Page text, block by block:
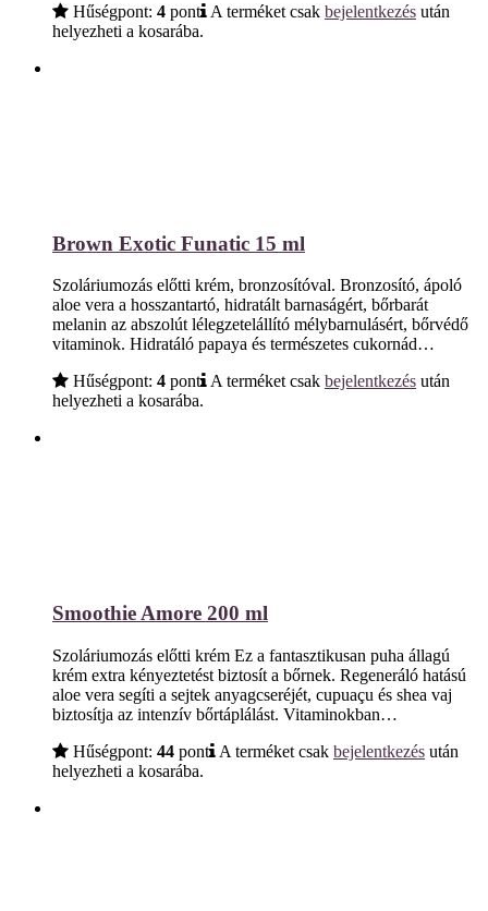
Hűségpont: 4 pont A terméket csak bejelentkezés után
helyezheti a kosarába.
Brown Exotic Funatic 15 ml
Szoláriumozás előtti krém, bronzosítóval. Bronzosító, ápoló
aloe vera a hosszantartó, hidratált barnaságért, bőrbarát
melanin az abszolút lélegzetelállító mélybarnulásért, bőrvédő
vitaminok. Hidratáló papaya és természetes cukornád…
Hűségpont: 4 pont A terméket csak bejelentkezés után
helyezheti a kosarába.
Smoothie Amore 200 ml
Szoláriumozás előtti krém Ez a fantasztikusan puha állagú
krém extra kényeztetést biztosít a bőrnek. Regeneráló hatású
aloe vera segíti a sejtek anyagcseréjét, cupuaçu és shea vaj
biztosítja az intenzív bőrtáplálást. Vitaminokban…
Hűségpont: 44 pont A terméket csak bejelentkezés után
helyezheti a kosarába.